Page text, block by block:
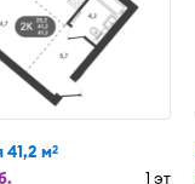
41,2 м2
1 эт